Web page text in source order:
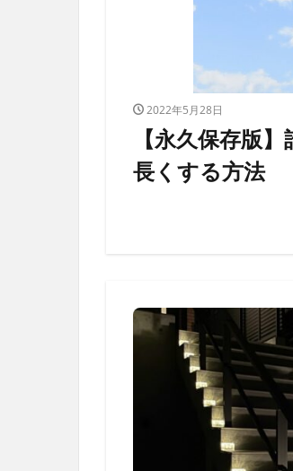
2022年5月28日
【永久保存版
長くする方法